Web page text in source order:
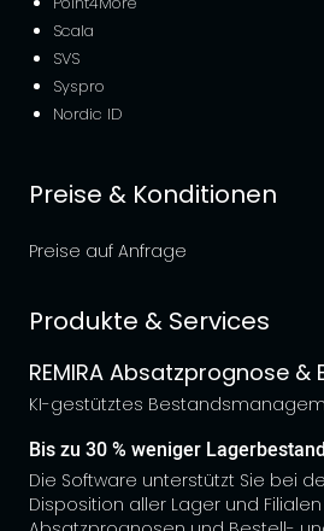
Scala
SVS
Syspro
Nordic ID
Preise & Konditionen
Preise auf Anfrage
Produkte & Services
REMIRA Absatzprognose
KI-gestütztes
Bis zu 30 % weniger Lagerbestand
Die Software unterstützt Sie bei
Disposition aller Lager und